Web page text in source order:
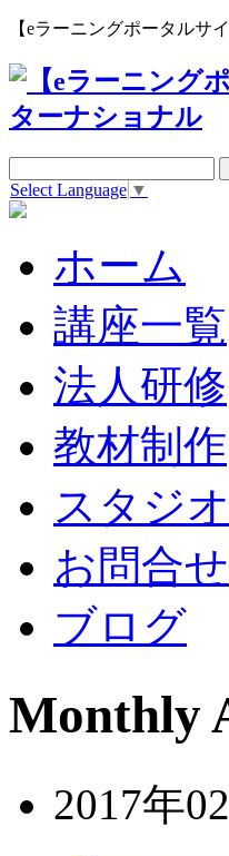
【eラーニングポータルサ
Select Language ▼
ホーム
講座一覧
法人研修
教材制作
スタジオ
お問合せ
ブログ
Monthly
2017年